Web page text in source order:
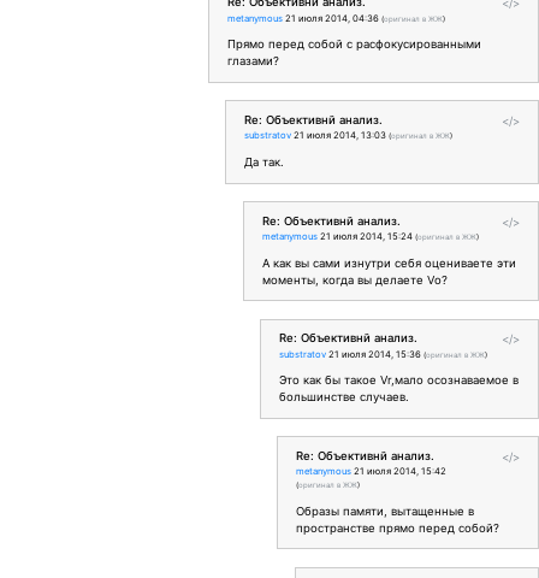
</>
metanymous 21 июля 2014, 04:36 (оригинал в ЖЖ)
Прямо перед собой с расфокусированными
глазами?
</>
Re: Объективнй анализ.
substratov 21 июля 2014, 13:03 (оригинал в ЖЖ)
Да так.
</>
Re: Объективнй анализ.
metanymous 21 июля 2014, 15:24 (оригинал в ЖЖ)
А как вы сами изнутри себя оцениваете эти
моменты, когда вы делаете Vо?
</>
Re: Объективнй анализ.
substratov 21 июля 2014, 15:36 (оригинал в ЖЖ)
Это как бы такое Vr,мало осознаваемое в
большинстве случаев.
</>
Re: Объективнй анализ.
metanymous 21 июля 2014, 15:42
(оригинал в ЖЖ)
Образы памяти, вытащенные в
пространстве прямо перед собой?